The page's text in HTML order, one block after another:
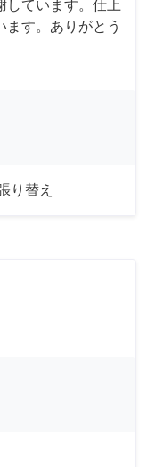
しています。仕上
ます。ありがとう
り替え